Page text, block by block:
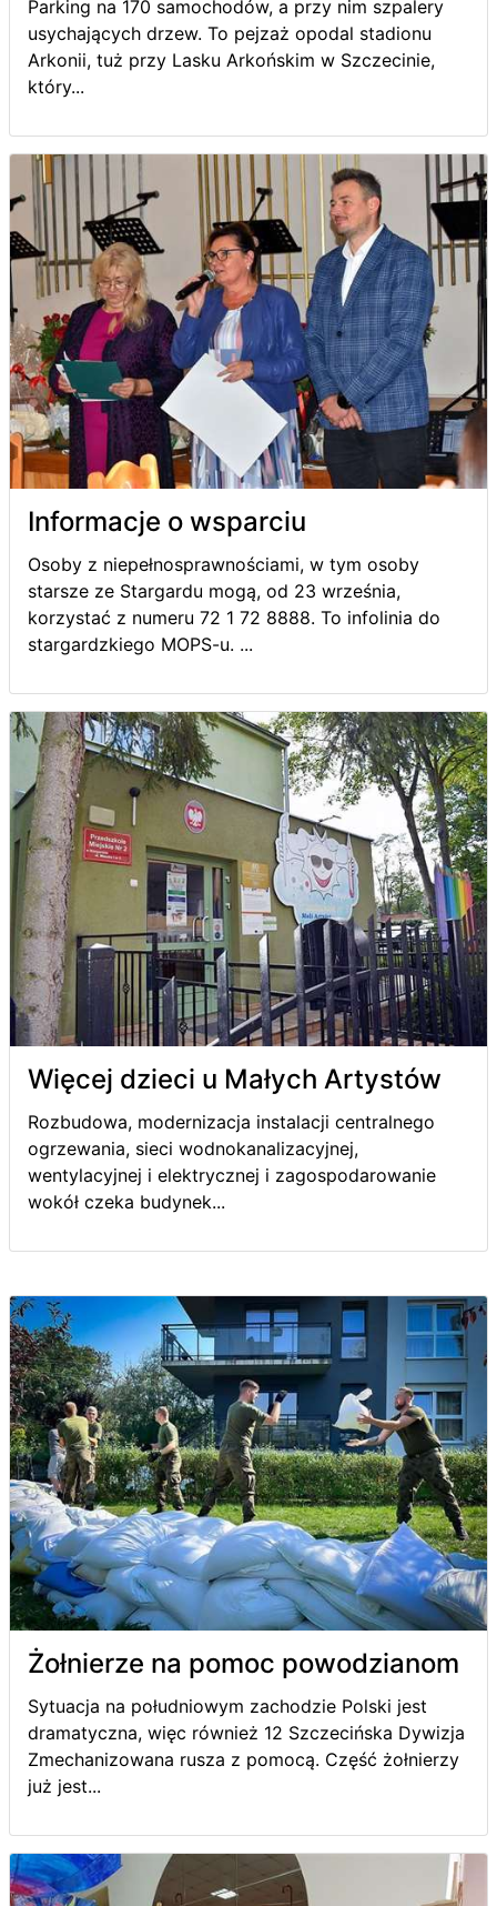
Parking na 170 samochodów, a przy nim szpalery
usychających drzew. To pejzaż opodal stadionu
Arkonii, tuż przy Lasku Arkońskim w Szczecinie,
który...
Informacje o wsparciu
Osoby z niepełnosprawnościami, w tym osoby
starsze ze Stargardu mogą, od 23 września,
korzystać z numeru 72 1 72 8888. To infolinia do
stargardzkiego MOPS-u. ...
Więcej dzieci u Małych Artystów
Rozbudowa, modernizacja instalacji centralnego
ogrzewania, sieci wodnokanalizacyjnej,
wentylacyjnej i elektrycznej i zagospodarowanie
wokół czeka budynek...
Żołnierze na pomoc powodzianom
Sytuacja na południowym zachodzie Polski jest
dramatyczna, więc również 12 Szczecińska Dywizja
Zmechanizowana rusza z pomocą. Część żołnierzy
już jest...